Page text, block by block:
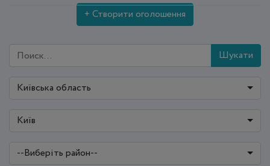
+ Створити оголошення
Шукати
Київська область
Київ
--Виберіть район--